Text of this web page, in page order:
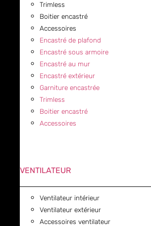
Trimless
Boitier encastré
Accessoires
Encastré de plafond
Encastré sous armoire
Encastré au mur
Encastré extérieur
Garniture encastrée
Trimless
Boitier encastré
Accessoires
VENTILATEUR
Ventilateur intérieur
Ventilateur extérieur
Accessoires ventilateur